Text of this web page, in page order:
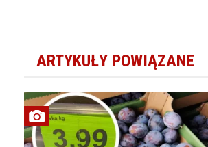
ARTYKUŁY POWIĄZANE